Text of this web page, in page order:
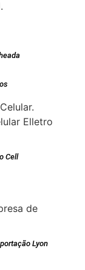
Cell
Lyon